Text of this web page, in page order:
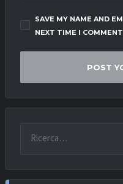
SAVE MY NAME AND
NEXT TIME I